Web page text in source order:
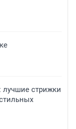
стрижки